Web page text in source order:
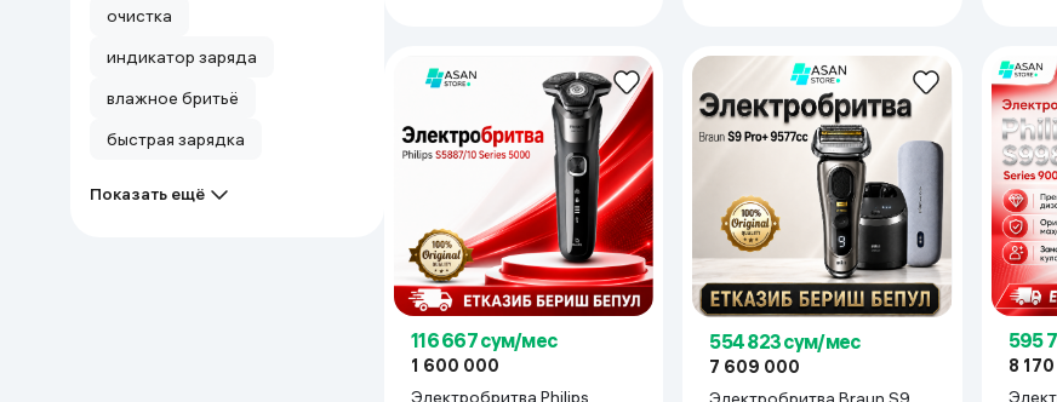
очистка
индикатор заряда
влажное бритьё
быстрая зарядка
Показать ещё
116 667 сум/мес
1 600 000
Электробритва Philips
554 823 сум/мес
7 609 000
595
8